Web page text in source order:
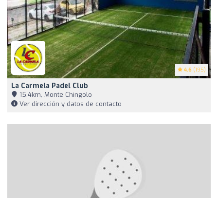
4.6 (195)
La Carmela Padel Club
15,4km, Monte Chingolo
Ver dirección y datos de contacto